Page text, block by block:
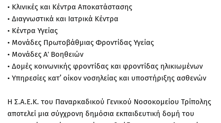
• Κλινικές και Κέντρα Αποκατάστασης
• Διαγνωστικά και Ιατρικά Κέντρα
• Κέντρα Υγείας
• Μονάδες Πρωτοβάθμιας Φροντίδας Υγείας
• Μονάδες Α΄ Βοηθειών
• Δομές κοινωνικής φροντίδας και φροντίδας ηλικιωμένων
• Υπηρεσίες κατ’ οίκον νοσηλείας και υποστήριξης ασθενών
Η Σ.Α.Ε.Κ. του Παναρκαδικού Γενικού Νοσοκομείου Τρίπολης
αποτελεί μια σύγχρονη δημόσια εκπαιδευτική δομή του